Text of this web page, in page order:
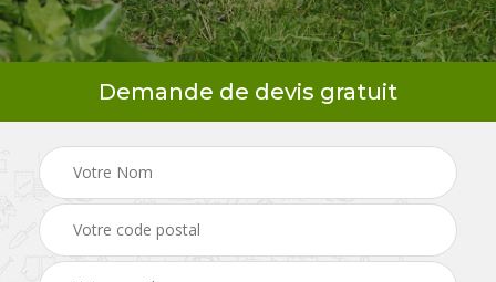
Demande de devis gratuit